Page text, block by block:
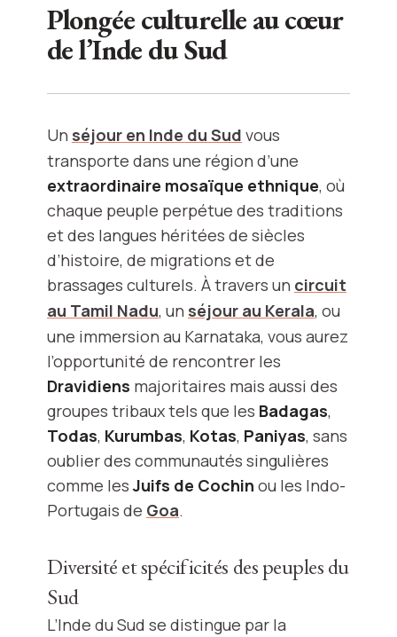
Plongée culturelle au cœur
de l’Inde du Sud
Un séjour en Inde du Sud vous
transporte dans une région d’une
extraordinaire mosaïque ethnique, où
chaque peuple perpétue des traditions
et des langues héritées de siècles
d’histoire, de migrations et de
brassages culturels. À travers un circuit
au Tamil Nadu, un séjour au Kerala, ou
une immersion au Karnataka, vous aurez
l’opportunité de rencontrer les
Dravidiens majoritaires mais aussi des
groupes tribaux tels que les Badagas,
Todas, Kurumbas, Kotas, Paniyas, sans
oublier des communautés singulières
comme lesJuifs de Cochin ou les Indo-
Portugais de Goa.
Diversité et spécificités des peuples du
Sud
L’Inde du Sud se distingue par la